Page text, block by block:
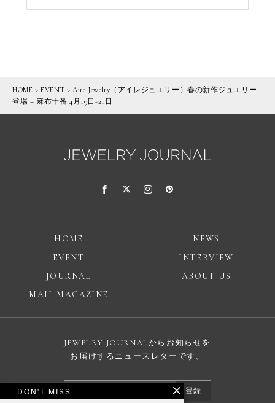
HOME >EVENT > Aire Jewelry（アイレジュエリー）春の新作ジュエリー
登場 – 麻布十番 4月19日-21日
HOME
NEWS
EVENT
INTERVIEW
JOURNAL
ABOUT US
MAIL MAGAZINE
JEWELRY JOURNALからお知らせを
お届けするニュースレターです。
登録
DON'T MISS